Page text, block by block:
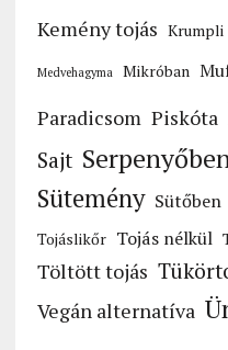
Kemény tojás Krumpli
Medvehagyma Mikróban
Paradicsom Piskóta
Sajt
Sütemény Sütőben
Tojáslikőr Tojás nélkül
Töltött tojás
Vegán alternatíva